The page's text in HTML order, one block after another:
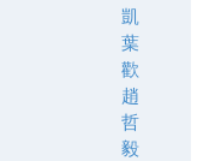
凱
葉
歡
趙
哲
毅